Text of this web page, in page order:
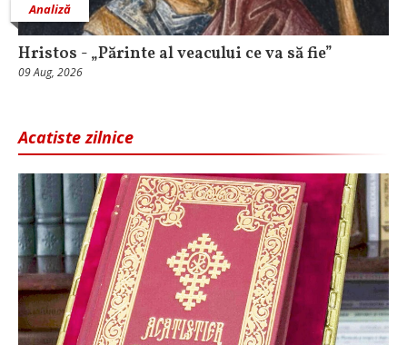
Analiză
Hristos - „Părinte al veacului ce va să fie”
09 Aug, 2026
Acatiste zilnice